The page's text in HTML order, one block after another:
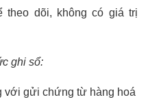
theo dõi, không có giá trị
ghi sổ:
với gửi chứng từ hàng hoá